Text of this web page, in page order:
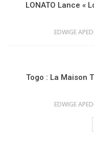
LONATO Lance «
EDWIGE
Togo : La Maison
EDWIGE